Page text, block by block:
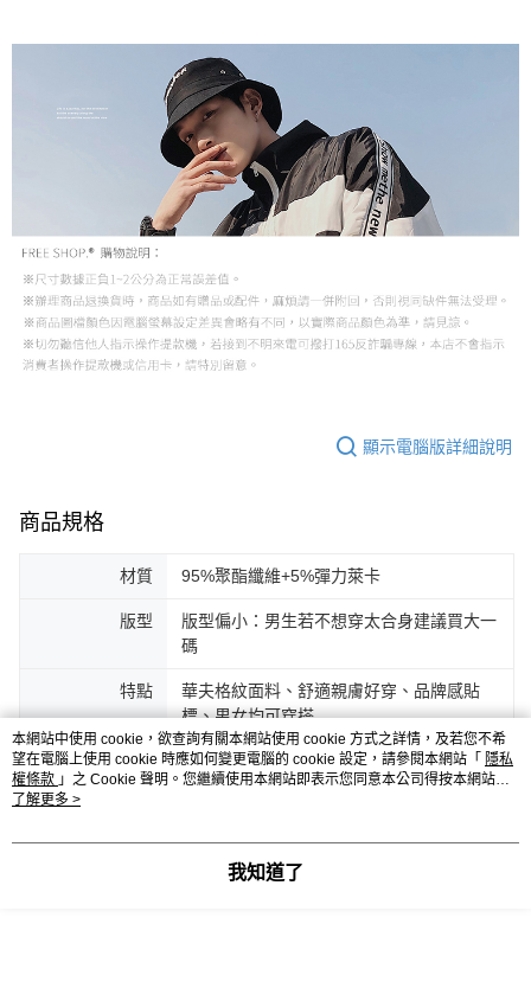
顯示電腦版詳細說明
商品規格
材質 95%聚酯纖維+5%彈力萊卡
版型
版型偏小：男生若不想穿太合身建議買大一
碼
特點
華夫格紋面料、舒適親膚好穿、品牌感貼
標、男女均可穿搭
尺寸 M／L／XL／2XL／3XL (版型偏小)
袋。(或請參考衣物內洗滌標籤)
本網站中使用 cookie，欲查詢有關本網站使用 cookie 方式之詳情，及若您不希
望在電腦上使用 cookie 時應如何變更電腦的 cookie 設定，請參閱本網站「 隱私
權條款 」之 Cookie 聲明。您繼續使用本網站即表示您同意本公司得按本網站使
用條款之 Cookie 聲明使用 cookie。
了解更多 >
我知道了